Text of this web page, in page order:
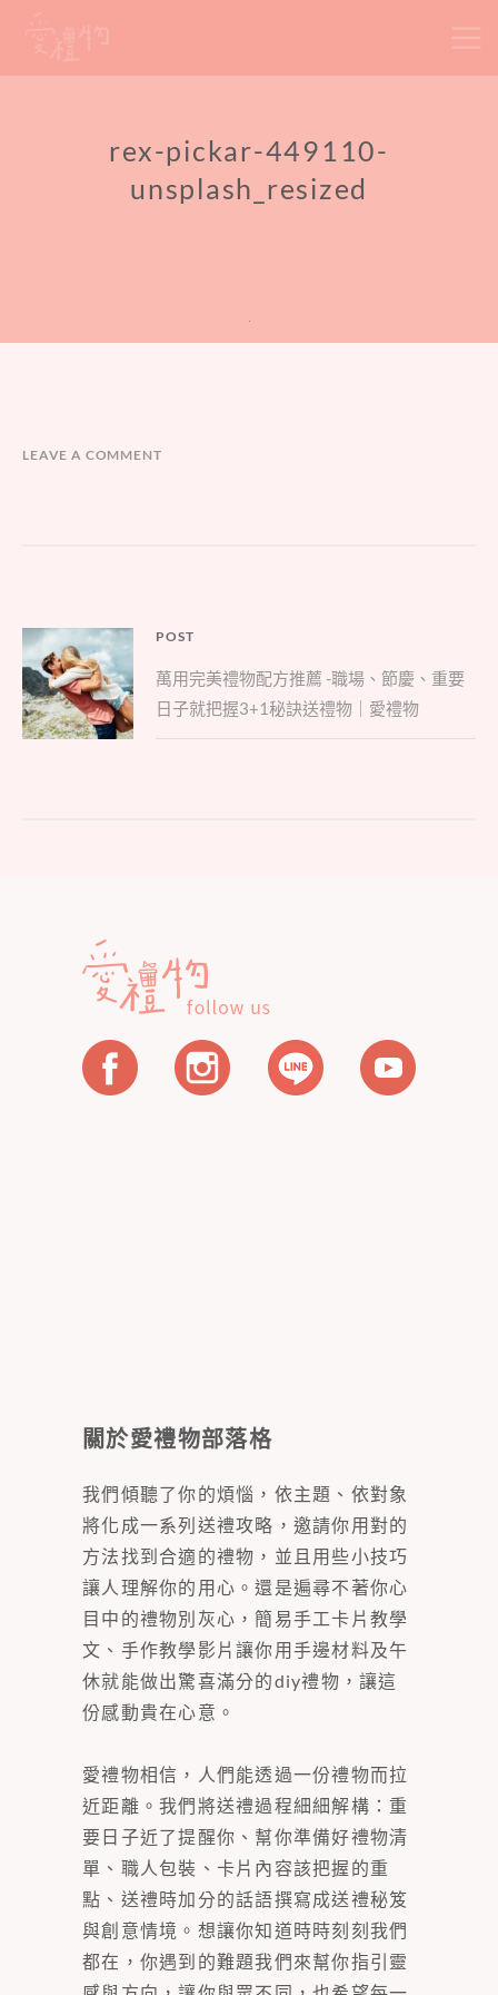
rex-pickar-449110-
unsplash_resized
LEAVE A COMMENT
文
章
導
覽
POST
Parent
post:
萬用完美禮物配方推薦 -職場、節慶、重要
日子就把握3+1秘訣送禮物｜愛禮物
關於愛禮物部落格
我們傾聽了你的煩惱，依主題、依對象
將化成一系列送禮攻略，邀請你用對的
方法找到合適的禮物，並且用些小技巧
讓人理解你的用心。還是遍尋不著你心
目中的禮物別灰心，簡易手工卡片教學
文、手作教學影片讓你用手邊材料及午
休就能做出驚喜滿分的diy禮物，讓這
份感動貴在心意。
愛禮物相信，人們能透過一份禮物而拉
近距離。我們將送禮過程細細解構：重
要日子近了提醒你、幫你準備好禮物清
單、職人包裝、卡片內容該把握的重
點、送禮時加分的話語撰寫成送禮秘笈
與創意情境。想讓你知道時時刻刻我們
都在，你遇到的難題我們來幫你指引靈